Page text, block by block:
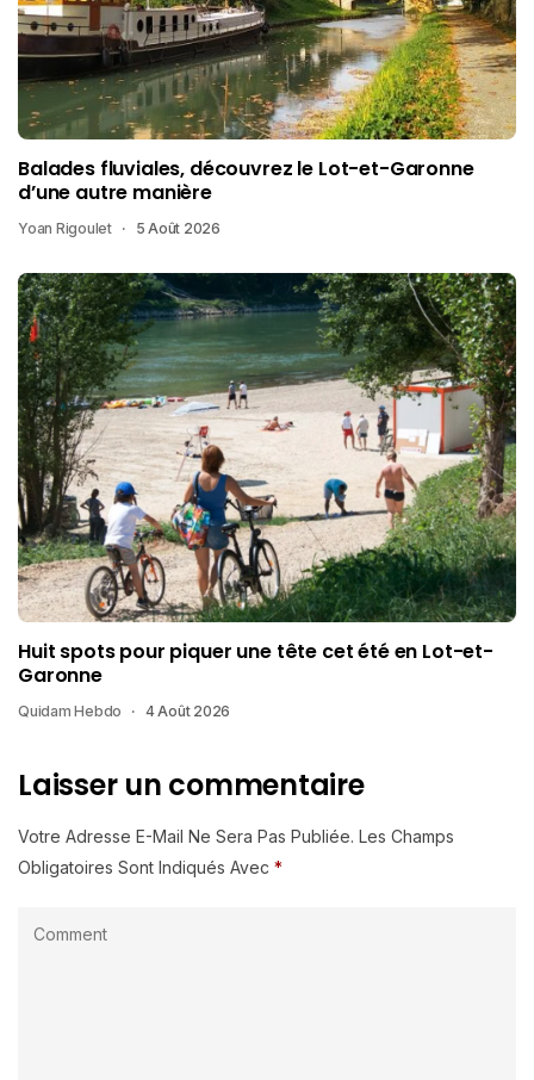
Balades fluviales, découvrez le Lot-et-Garonne
d’une autre manière
Yoan Rigoulet 5 Août 2026
Huit spots pour piquer une tête cet été en Lot-et-
Garonne
Quidam Hebdo 4 Août 2026
Laisser un commentaire
Votre Adresse E-Mail Ne Sera Pas Publiée. Les Champs
Obligatoires Sont Indiqués Avec *